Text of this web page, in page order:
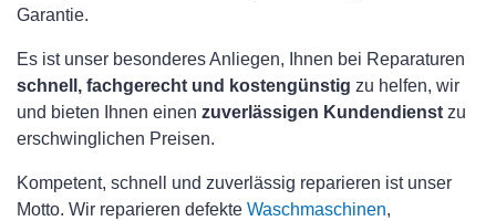
Garantie.
Es ist unser besonderes Anliegen, Ihnen bei Reparaturen
schnell, fachgerecht und kostengünstig zu helfen, wir
und bieten Ihnen einen zuverlässigen Kundendienst zu
erschwinglichen Preisen.
Kompetent, schnell und zuverlässig reparieren ist unser
Motto. Wir reparieren defekte Waschmaschinen,